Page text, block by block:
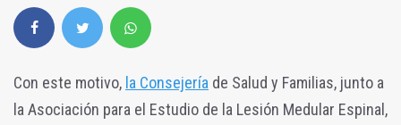
Con este motivo, la Consejería de Salud y Familias, junto a
la Asociación para el Estudio de la Lesión Medular Espinal,